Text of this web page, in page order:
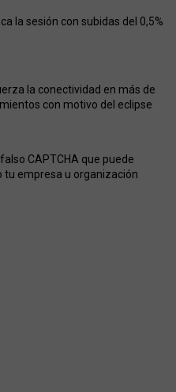
la sesión con subidas del 0,5%
la conectividad en más de
con motivo del eclipse
CAPTCHA que puede
tu empresa u organización